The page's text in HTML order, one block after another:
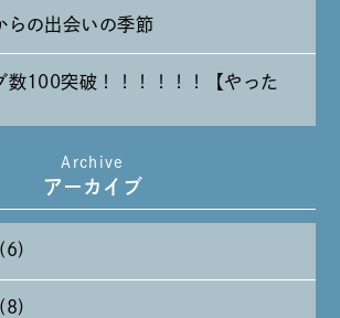
らの出会いの季節
数100突破！！！！！！【やった
茶なんて～～～
Archive
アーカイブ